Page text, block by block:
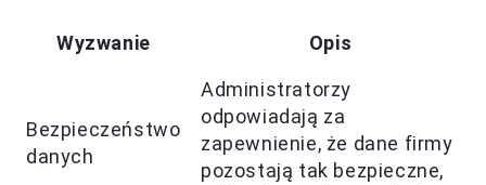
Wyzwanie Opis
Bezpieczeństwo
danych
Administratorzy
odpowiadają za
zapewnienie, że dane firmy
pozostają tak bezpieczne,